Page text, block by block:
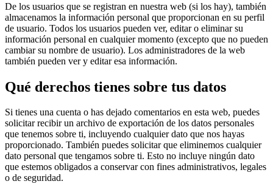
De los usuarios que se registran en nuestra web (si los hay), también
almacenamos la información personal que proporcionan en su perfil
de usuario. Todos los usuarios pueden ver, editar o eliminar su
información personal en cualquier momento (excepto que no pueden
cambiar su nombre de usuario). Los administradores de la web
también pueden ver y editar esa información.
Qué derechos tienes sobre tus datos
Si tienes una cuenta o has dejado comentarios en esta web, puedes
solicitar recibir un archivo de exportación de los datos personales
que tenemos sobre ti, incluyendo cualquier dato que nos hayas
proporcionado. También puedes solicitar que eliminemos cualquier
dato personal que tengamos sobre ti. Esto no incluye ningún dato
que estemos obligados a conservar con fines administrativos, legales
o de seguridad.